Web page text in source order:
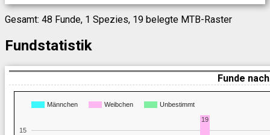
Gesamt: 48 Funde, 1 Spezies, 19 belegte MTB-Raster
Fundstatistik
Funde
Männchen Weibchen Unbestimmt
15
19